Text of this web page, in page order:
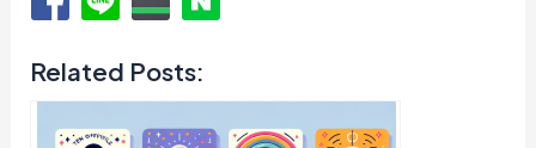
Related Posts: